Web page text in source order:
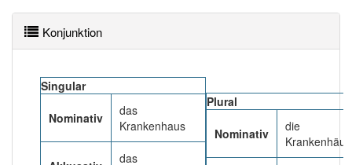
Krankenhausfinanzierungsgesetzes (KHG) verstanden, in
dem die zu versorgenden Personen untergebracht und
verpflegt werden können.
Mehr lesen
Konjunktion
Singular
Nominativ
das
Krankenhaus
das
Plural
Nominativ
die